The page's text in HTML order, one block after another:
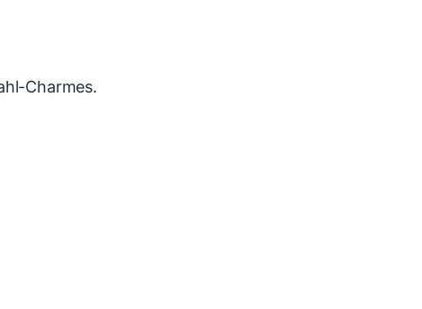
Charmes.